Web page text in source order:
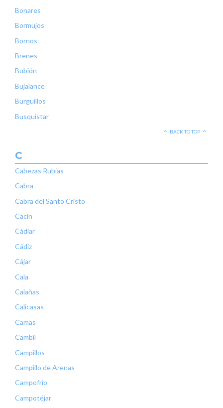
Bonares
Bormujos
Bornos
Brenes
Bubión
Bujalance
Burguillos
Busquístar
BACK TO TOP
C
Cabezas Rubias
Cabra
Cabra del Santo Cristo
Cacín
Cádiar
Cádiz
Cájar
Cala
Calañas
Calicasas
Camas
Cambil
Campillos
Campillo de Arenas
Campofrío
Campotéjar